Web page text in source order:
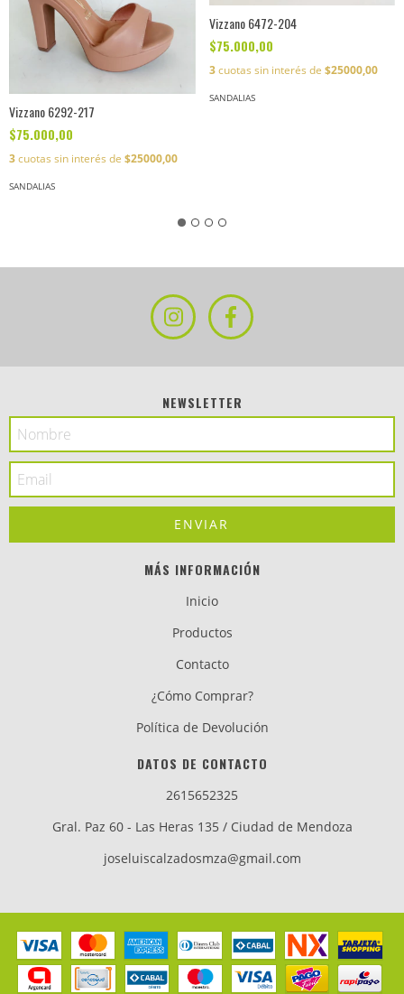
Vizzano 6292-217
$75.000,00
3cuotas sin interés de $25000,00
SANDALIAS
Vizzano 6472-204
$75.000,00
3cuotas sin interés de $25000,00
SANDALIAS
NEWSLETTER
MÁS INFORMACIÓN
Inicio
Productos
Contacto
¿Cómo Comprar?
Política de Devolución
DATOS DE CONTACTO
2615652325
Gral. Paz 60 - Las Heras 135 / Ciudad de Mendoza
joseluiscalzadosmza@gmail.com